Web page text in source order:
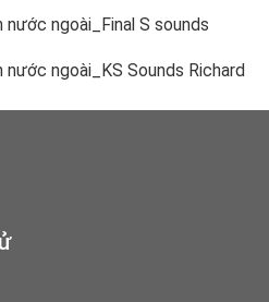
ngoài_Final S sounds
ngoài_KS Sounds Richard